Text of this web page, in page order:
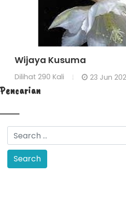
Wijaya Kusuma
Dilihat 290 Kali 23 Jun
Pencarian